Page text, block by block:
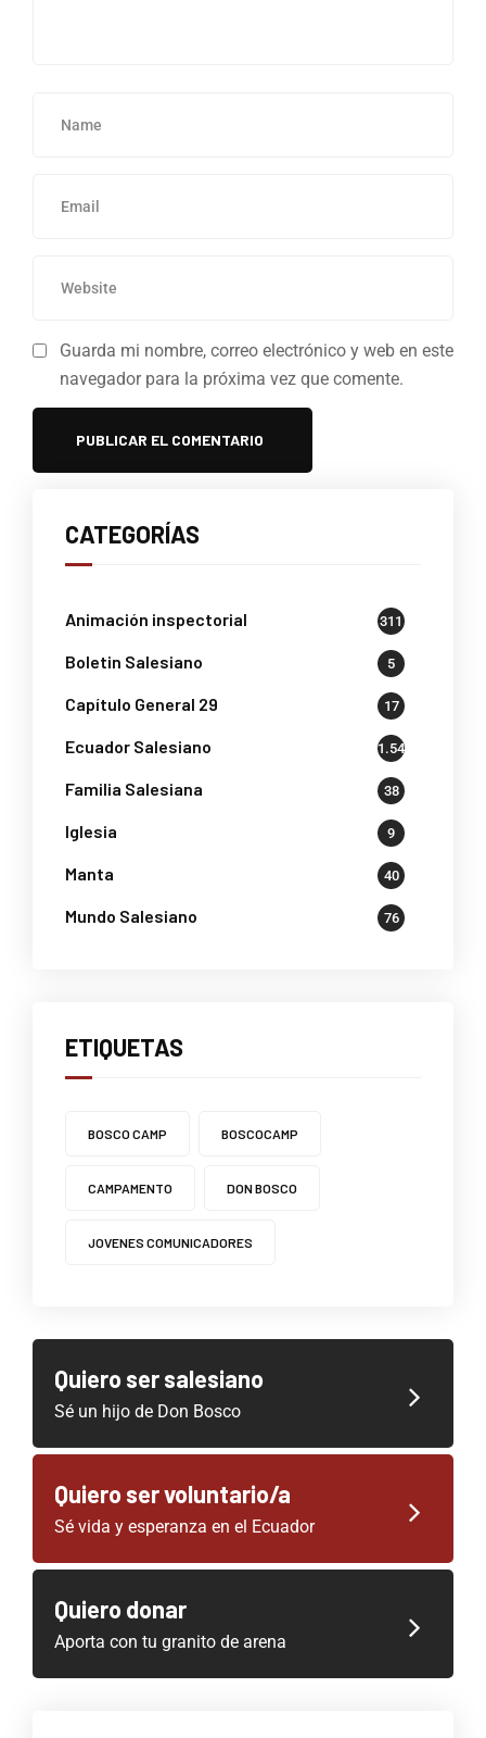
Guarda mi nombre, correo electrónico y web en este
navegador para la próxima vez que comente.
CATEGORÍAS
Animación inspectorial 311
Boletin Salesiano 5
Capítulo General 29 17
Ecuador Salesiano 1.541
Familia Salesiana 38
Iglesia 9
Manta 40
Mundo Salesiano 76
ETIQUETAS
BOSCO CAMP BOSCOCAMP
CAMPAMENTO DON BOSCO
JOVENES COMUNICADORES
Quiero ser salesiano
Sé un hijo de Don Bosco
Quiero ser voluntario/a
Sé vida y esperanza en el Ecuador
Quiero donar
Aporta con tu granito de arena